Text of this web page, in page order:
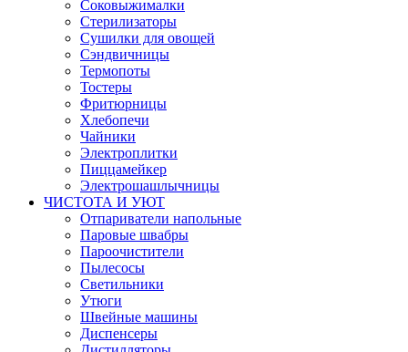
Соковыжималки
Стерилизаторы
Сушилки для овощей
Сэндвичницы
Термопоты
Тостеры
Фритюрницы
Хлебопечи
Чайники
Электроплитки
Пиццамейкер
Электрошашлычницы
ЧИСТОТА И УЮТ
Отпариватели напольные
Паровые швабры
Пароочистители
Пылесосы
Светильники
Утюги
Швейные машины
Диспенсеры